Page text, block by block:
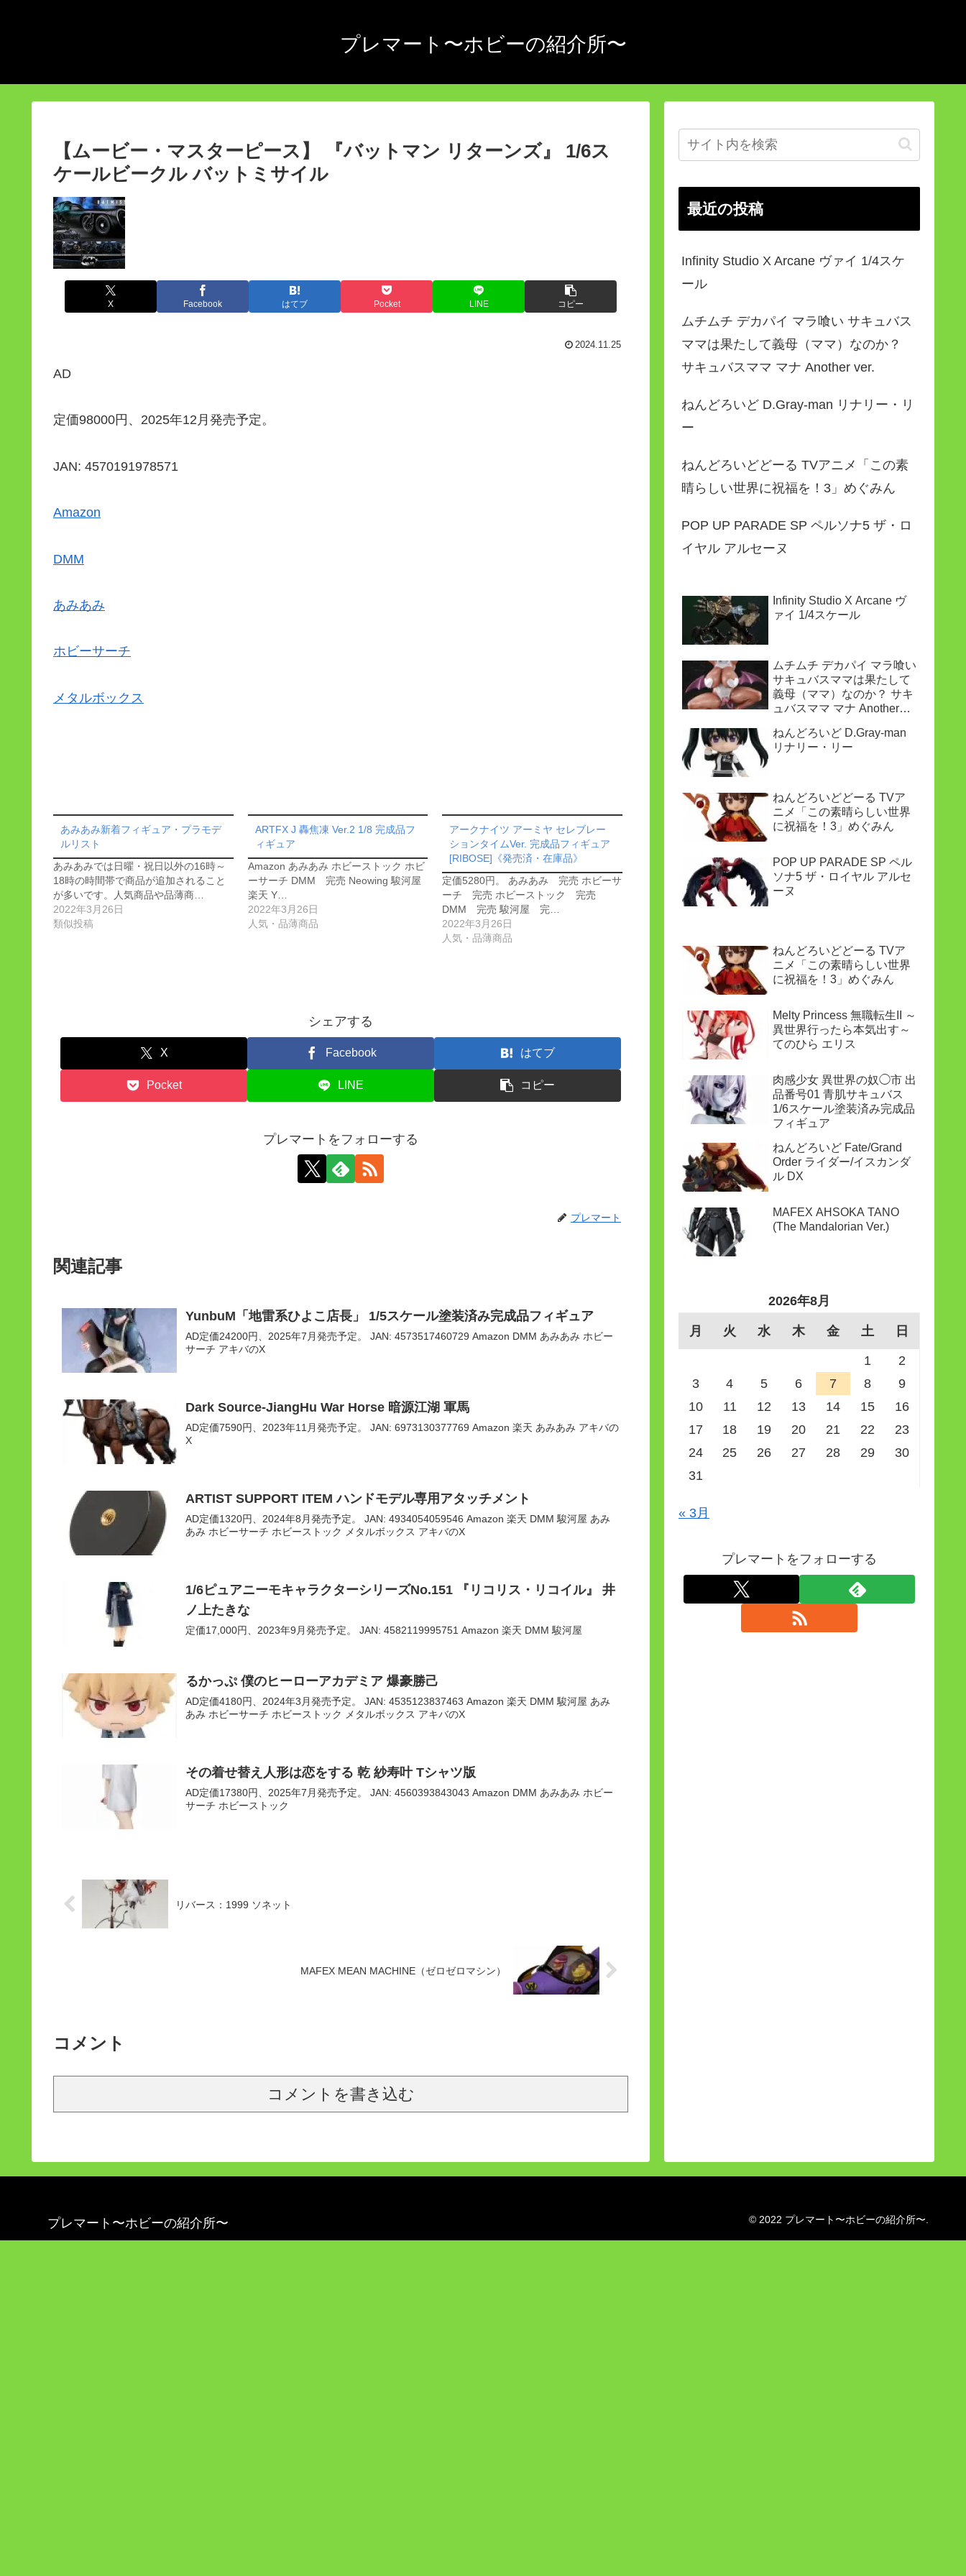
プレマート〜ホビーの紹介所〜
【ムービー・マスターピース】 『バットマン リターンズ』 1/6ス
ケールビークル バットミサイル
X Facebook はてブ Pocket LINE コピー
2024.11.25
AD
定価98000円、2025年12月発売予定。
JAN: 4570191978571
Amazon
DMM
あみあみ
ホビーサーチ
メタルボックス
あみあみ新着フィギュア・プラモデ
ルリスト
あみあみでは日曜・祝日以外の16時～
18時の時間帯で商品が追加されること
が多いです。人気商品や品薄商…
2022年3月26日
類似投稿
ARTFX J 轟焦凍 Ver.2 1/8 完成品フ
ィギュア
Amazon あみあみ ホビーストック ホビ
ーサーチ DMM 完売 Neowing 駿河屋
楽天 Y…
2022年3月26日
人気・品薄商品
アークナイツ アーミヤ セレブレー
ションタイムVer. 完成品フィギュア
[RIBOSE]《発売済・在庫品》
定価5280円。 あみあみ 完売 ホビーサ
ーチ 完売 ホビーストック 完売
DMM 完売 駿河屋 完…
2022年3月26日
人気・品薄商品
シェアする
X Facebook はてブ
Pocket LINE コピー
プレマートをフォローする
プレマート
関連記事
YunbuM「地雷系ひよこ店長」 1/5スケール塗装済み完成品フィギュア
AD定価24200円、2025年7月発売予定。 JAN: 4573517460729 Amazon DMM あみあみ ホビー
サーチ アキバのX
Dark Source-JiangHu War Horse 暗源江湖 軍馬
AD定価7590円、2023年11月発売予定。 JAN: 6973130377769 Amazon 楽天 あみあみ アキバの
X
ARTIST SUPPORT ITEM ハンドモデル専用アタッチメント
AD定価1320円、2024年8月発売予定。 JAN: 4934054059546 Amazon 楽天 DMM 駿河屋 あみ
あみ ホビーサーチ ホビーストック メタルボックス アキバのX
1/6ピュアニーモキャラクターシリーズNo.151 『リコリス・リコイル』 井
ノ上たきな
定価17,000円、2023年9月発売予定。 JAN: 4582119995751 Amazon 楽天 DMM 駿河屋
るかっぷ 僕のヒーローアカデミア 爆豪勝己
AD定価4180円、2024年3月発売予定。 JAN: 4535123837463 Amazon 楽天 DMM 駿河屋 あみ
あみ ホビーサーチ ホビーストック メタルボックス アキバのX
その着せ替え人形は恋をする 乾 紗寿叶 Tシャツ版
AD定価17380円、2025年7月発売予定。 JAN: 4560393843043 Amazon DMM あみあみ ホビー
サーチ ホビーストック
リバース：1999 ソネット
MAFEX MEAN MACHINE（ゼロゼロマシン）
コメント
コメントを書き込む
最近の投稿
Infinity Studio X Arcane ヴァイ 1/4スケ
ール
ムチムチ デカパイ マラ喰い サキュバス
ママは果たして義母（ママ）なのか？
サキュバスママ マナ Another ver.
ねんどろいど D.Gray-man リナリー・リ
ー
ねんどろいどどーる TVアニメ「この素
晴らしい世界に祝福を！3」めぐみん
POP UP PARADE SP ペルソナ5 ザ・ロ
イヤル アルセーヌ
Infinity Studio X Arcane ヴ
ァイ 1/4スケール
ムチムチ デカパイ マラ喰い
サキュバスママは果たして
義母（ママ）なのか？ サキ
ュバスママ マナ Another
ねんどろいど D.Gray-man
リナリー・リー
ねんどろいどどーる TVア
ニメ「この素晴らしい世界
に祝福を！3」めぐみん
POP UP PARADE SP ペル
ソナ5 ザ・ロイヤル アルセ
ーヌ
ねんどろいどどーる TVア
ニメ「この素晴らしい世界
に祝福を！3」めぐみん
Melty Princess 無職転生II ～
異世界行ったら本気出す～
てのひら エリス
肉感少女 異世界の奴◯市 出
品番号01 青肌サキュバス
1/6スケール塗装済み完成品
フィギュア
ねんどろいど Fate/Grand
Order ライダー/イスカンダ
ル DX
MAFEX AHSOKA TANO
(The Mandalorian Ver.)
2026年8月
月 火 水 木 金 土 日
1
2
3
4 5 6 7 8
9
10
11 12 13 14 15
16
17
18 19 20 21 22
23
24
25 26 27 28 29
30
31
« 3月
プレマートをフォローする
プレマート〜ホビーの紹介所〜 © 2022 プレマート〜ホビーの紹介所〜.